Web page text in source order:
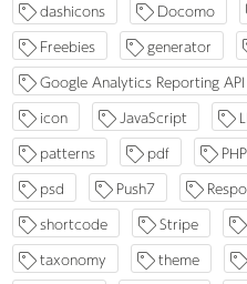
dashicons
Docomo
Freebies
generator
Google Analytics Reporting API
icon
JavaScript
patterns
pdf PHP
psd
Push7
shortcode
Stripe
taxonomy
theme